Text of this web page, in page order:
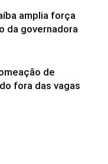
amplia força
da governadora
de
fora das vagas